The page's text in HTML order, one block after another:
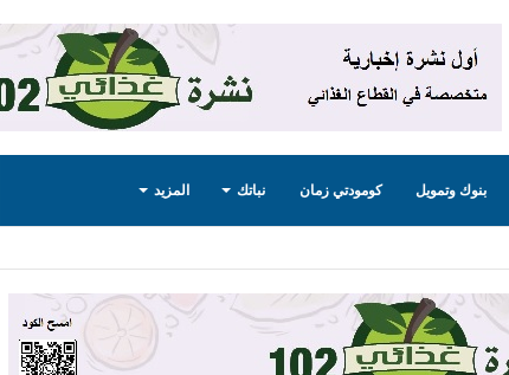
بنوك وتمويل كومودتي زمان نباتك المزيد